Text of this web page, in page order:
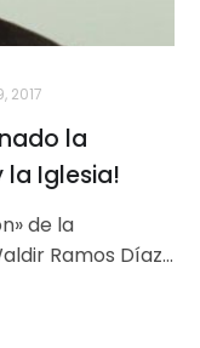
2017
la
la Iglesia!
de la
Ramos Díaz